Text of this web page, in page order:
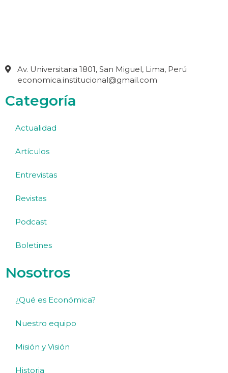
Av. Universitaria 1801, San Miguel, Lima, Perú
economica.institucional@gmail.com
Categoría
Actualidad
Artículos
Entrevistas
Revistas
Podcast
Boletines
Nosotros
¿Qué es Económica?
Nuestro equipo
Misión y Visión
Historia